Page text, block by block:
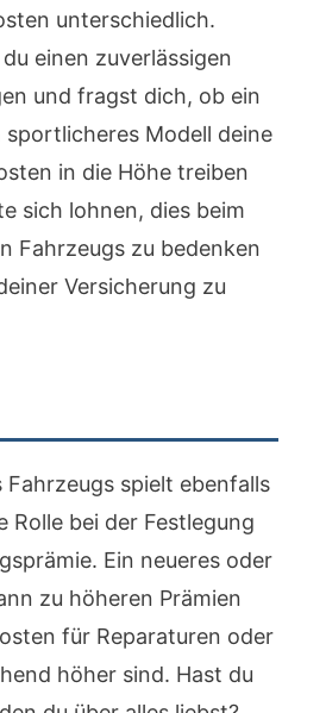
unterschiedlich.
einen zuverlässigen
und fragst dich, ob ein
sportlicheres Modell deine
in die Höhe treiben
sich lohnen, dies beim
Fahrzeugs zu bedenken
Versicherung zu
Fahrzeugs spielt ebenfalls
Rolle bei der Festlegung
Ein neueres oder
zu höheren Prämien
für Reparaturen oder
höher sind. Hast du